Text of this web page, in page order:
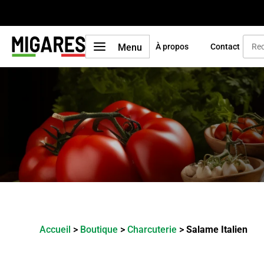
a Menu À propos Contact
Accueil > Boutique >Charcuterie >Salame Italien